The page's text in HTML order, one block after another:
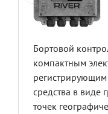
Бортовой
компактным
регистрирующим
средства в виде
точек